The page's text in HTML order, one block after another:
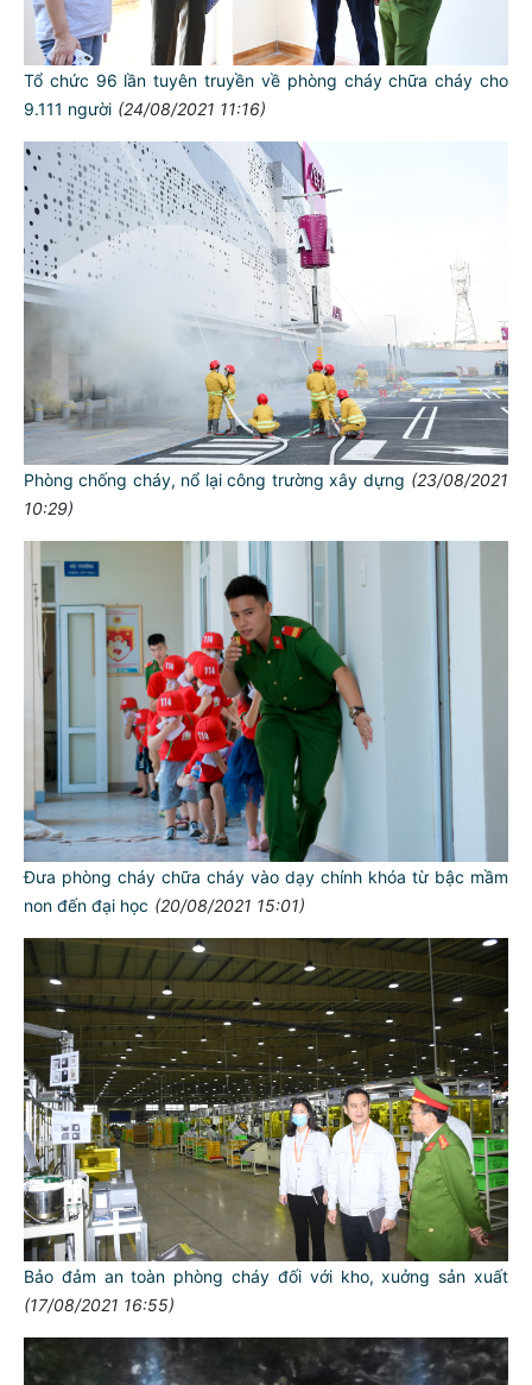
Tổ chức 96 lần tuyên truyền về phòng cháy chữa cháy cho
9.111 người (24/08/2021 11:16)
Phòng chống cháy, nổ lại công trường xây dựng (23/08/2021
10:29)
Đưa phòng cháy chữa cháy vào dạy chính khóa từ bậc mầm
non đến đại học (20/08/2021 15:01)
Bảo đảm an toàn phòng cháy đối với kho, xuởng sản xuất
(17/08/2021 16:55)